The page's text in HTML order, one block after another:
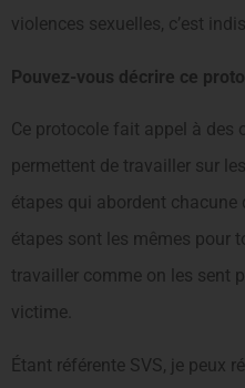
violences sexuelles, c’est
Pouvez-vous décrire ce
Ce protocole fait appel à des
permettent de travailler sur
étapes qui abordent chacune
étapes sont les mêmes pour
travailler comme on les sent
victime.
Étant référente SVS, je peux